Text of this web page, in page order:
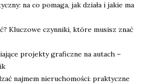
na co pomaga, jak działa i jakie ma
Kluczowe czynniki, które musisz znać
projekty graficzne na autach –
najmem nieruchomości: praktyczne